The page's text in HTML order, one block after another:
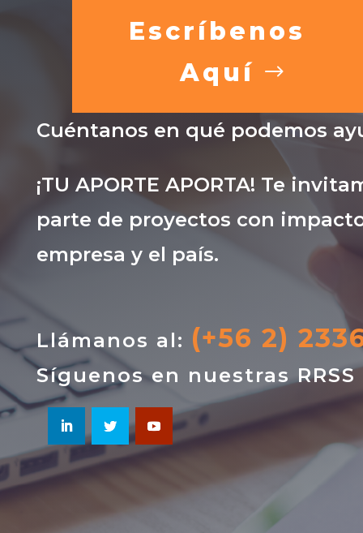
Escríbenos
Aquí
Cuéntanos en qué podemos
¡TU APORTE APORTA! Te
parte de proyectos con
empresa y el país.
Llámanos al: (+56 2)
Síguenos en nuestras RRSS